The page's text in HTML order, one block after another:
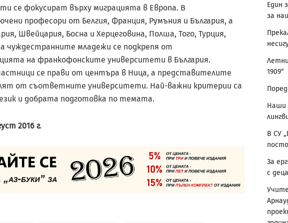
се фокусират върху миграцията в Европа. В
професори от Белгия, Франция, Румъния и България, а
Швейцария, Босна и Херцеговина, Полша, Того, Турция,
чуждестранните младежи се подкрепя от
на франкофонските университети в България.
се прави от центъра в Ница, а представителите
от съответните университети. Най-важни критерии са
и добрата подготовка по темата.
2016 г.
Един
за
1909“
Наши
В СУ
За
с